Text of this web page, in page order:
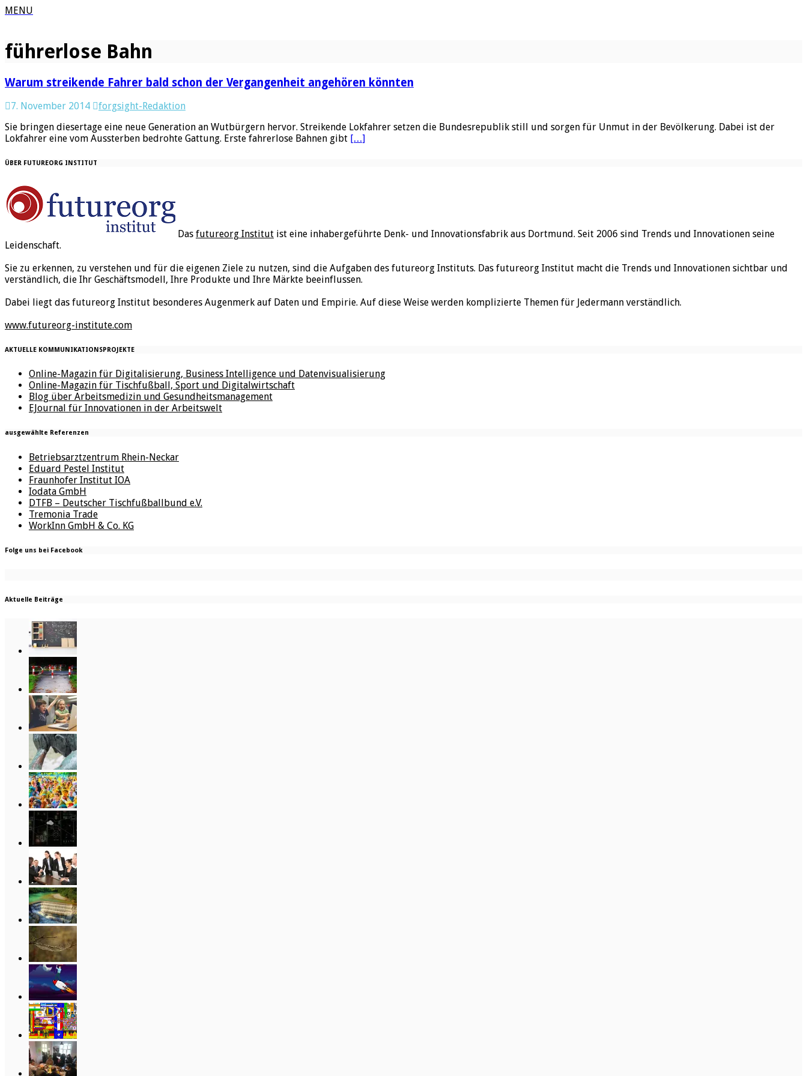
MENU
führerlose Bahn
Warum streikende Fahrer bald schon der Vergangenheit angehören könnten
7. November 2014
forgsight-Redaktion
Sie bringen diesertage eine neue Generation an Wutbürgern hervor. Streikende Lokfahrer setzen die Bundesrepublik still und sorgen für Unmut in der Bevölkerung. Dabei ist der
Lokfahrer eine vom Aussterben bedrohte Gattung. Erste fahrerlose Bahnen gibt […]
ÜBER FUTUREORG INSTITUT
Das futureorg Institut ist eine inhabergeführte Denk- und Innovationsfabrik aus Dortmund. Seit 2006 sind Trends und Innovationen seine
Leidenschaft.
Sie zu erkennen, zu verstehen und für die eigenen Ziele zu nutzen, sind die Aufgaben des futureorg Instituts. Das futureorg Institut macht die Trends und Innovationen sichtbar und
verständlich, die Ihr Geschäftsmodell, Ihre Produkte und Ihre Märkte beeinflussen.
Dabei liegt das futureorg Institut besonderes Augenmerk auf Daten und Empirie. Auf diese Weise werden komplizierte Themen für Jedermann verständlich.
www.futureorg-institute.com
AKTUELLE KOMMUNIKATIONSPROJEKTE
Online-Magazin für Digitalisierung, Business Intelligence und Datenvisualisierung
Online-Magazin für Tischfußball, Sport und Digitalwirtschaft
Blog über Arbeitsmedizin und Gesundheitsmanagement
EJournal für Innovationen in der Arbeitswelt
ausgewählte Referenzen
Betriebsarztzentrum Rhein-Neckar
Eduard Pestel Institut
Fraunhofer Institut IOA
Iodata GmbH
DTFB – Deutscher Tischfußballbund e.V.
Tremonia Trade
WorkInn GmbH & Co. KG
Folge uns bei Facebook
Aktuelle Beiträge